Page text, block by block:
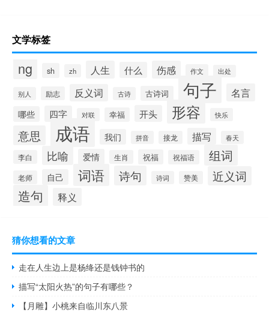
文学标签
ng sh zh 人生 什么 伤感 作文 出处
别人 励志 反义词 古诗 古诗词 句子 名言
哪些 四字 对联 幸福 开头 形容 快乐
意思 成语 我们 拼音 接龙 描写 春天
李白 比喻 爱情 生肖 祝福 祝福语 组词
老师 自己 词语 诗句 诗词 赞美 近义词
造句 释义
猜你想看的文章
走在人生边上是杨绛还是钱钟书的
描写“太阳火热”的句子有哪些？
【月雕】小桃来自临川东八景